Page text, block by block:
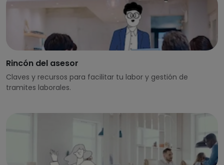
Rincón del asesor
Claves y recursos para facilitar tu labor y gestión de
tramites laborales.